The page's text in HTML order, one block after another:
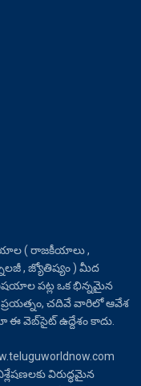
( రాజకీయాలు ,
, జ్యోతిష్యం ) మీద
విషయాల పట్ల ఒక భిన్నమైన
చదివే వారిలో ఆవేశ
ఈ వెబ్‌సైట్ ఉద్దేశం కాదు.
విరుద్ధమైన